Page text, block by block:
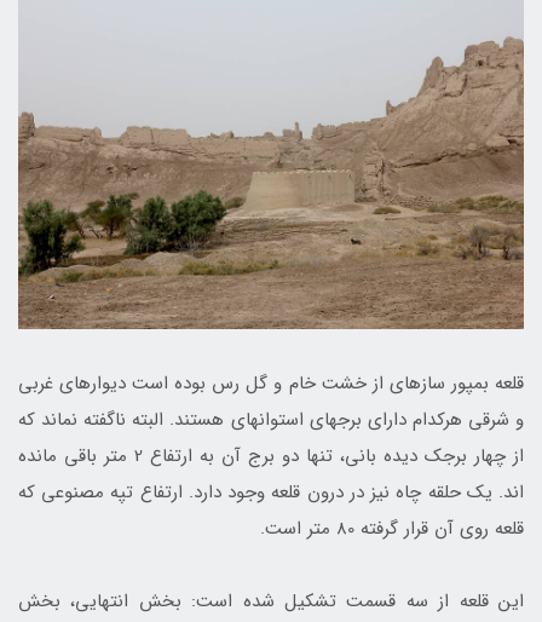
قلعه بمپور سازه‎ای از خشت‏ خام و گل رس بوده است ديوارهاى غربى
و شرقى هرکدام داراى برج‎هاى استوانه‏اى هستند. البته ناگفته نماند که
از چهار برجك ديده ‏بانى، تنها دو برج آن به ارتفاع 2 متر باقى مانده
‏اند. يك حلقه چاه نيز در درون قلعه وجود دارد. ارتفاع تپه مصنوعى كه
قلعه روى آن قرار گرفته 80 متر است.
این قلعه از سه قسمت تشكيل شده است: بخش انتهایی، بخش